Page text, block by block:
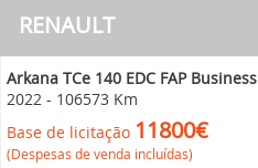
RENAULT
Arkana TCe 140 EDC FAP Business
2022 - 106573 Km
Base de licitação 11800€
(Despesas de venda incluídas)